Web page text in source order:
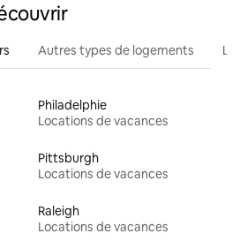
Autres types de logements
Philadelphie
Locations de vacances
Pittsburgh
Locations de vacances
Raleigh
Locations de vacances